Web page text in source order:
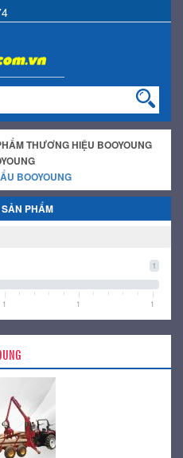
THƯƠNG HIỆU BOOYOUNG
BOOYOUNG
PHẨM
1
1 1 1